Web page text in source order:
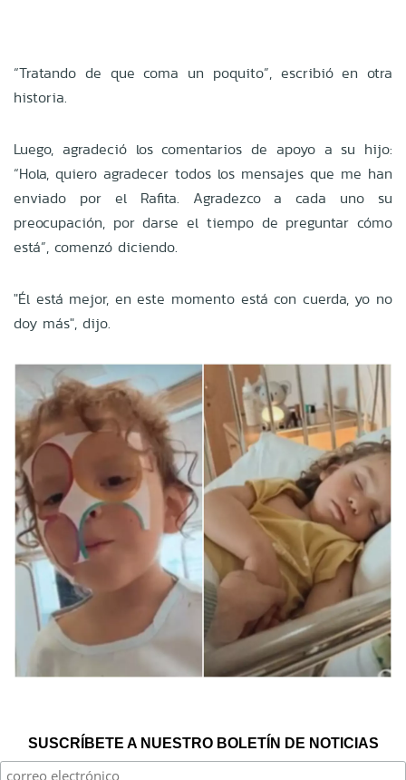
“Tratando de que coma un poquito”, escribió en otra
historia.
Luego, agradeció los comentarios de apoyo a su hijo:
“Hola, quiero agradecer todos los mensajes que me han
enviado por el Rafita. Agradezco a cada uno su
preocupación, por darse el tiempo de preguntar cómo
está”, comenzó diciendo.
"Él está mejor, en este momento está con cuerda, yo no
doy más", dijo.
SUSCRÍBETE A NUESTRO BOLETÍN DE NOTICIAS